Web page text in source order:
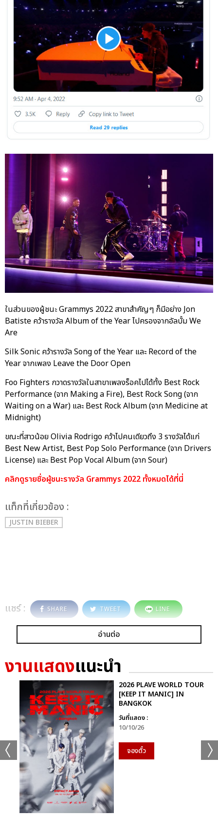
ในส่วนของผู้ชนะ Grammys 2022 สาขาสำคัญๆ ก็มีอย่าง Jon
Batiste คว้ารางวัล Album of the Year ไปครองจากอัลบั้ม We
Are
Silk Sonic คว้ารางวัล Song of the Year และ Record of the
Year จากเพลง Leave the Door Open
Foo Fighters กวาดรางวัลในสาขาเพลงร็อคไปได้ทั้ง Best Rock
Performance (จาก Making a Fire), Best Rock Song (จาก
Waiting on a War) และ Best Rock Album (จาก Medicine at
Midnight)
ขณะที่สาวน้อย Olivia Rodrigo คว้าไปคนเดียวถึง 3 รางวัลได้แก่
Best New Artist, Best Pop Solo Performance (จาก Drivers
License) และ Best Pop Vocal Album (จาก Sour)
คลิกดูรายชื่อผู้ชนะรางวัล Grammys 2022 ทั้งหมดได้ที่นี่
เเท็กที่เกี่ยวข้อง :
JUSTIN BIEBER
แชร์ : SHARE TWEET LINE
อ่านต่อ
งานแสดงแนะนำ
2026 PLAVE WORLD TOUR
[KEEP IT MANIC] IN
BANGKOK
วันที่แสดง :
10/10/26
จองตั๋ว